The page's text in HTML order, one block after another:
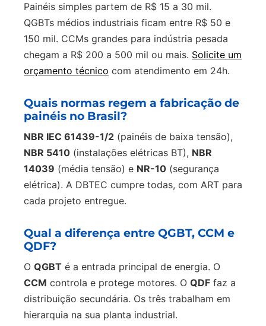
Painéis simples partem de R$ 15 a 30 mil.
QGBTs médios industriais ficam entre R$ 50 e
150 mil. CCMs grandes para indústria pesada
chegam a R$ 200 a 500 mil ou mais. Solicite um
orçamento técnico com atendimento em 24h.
Quais normas regem a fabricação de
painéis no Brasil?
NBR IEC 61439-1/2 (painéis de baixa tensão),
NBR 5410 (instalações elétricas BT), NBR
14039 (média tensão) e NR-10 (segurança
elétrica). A DBTEC cumpre todas, com ART para
cada projeto entregue.
Qual a diferença entre QGBT, CCM e
QDF?
O QGBT é a entrada principal de energia. O
CCM controla e protege motores. O QDF faz a
distribuição secundária. Os três trabalham em
hierarquia na sua planta industrial.